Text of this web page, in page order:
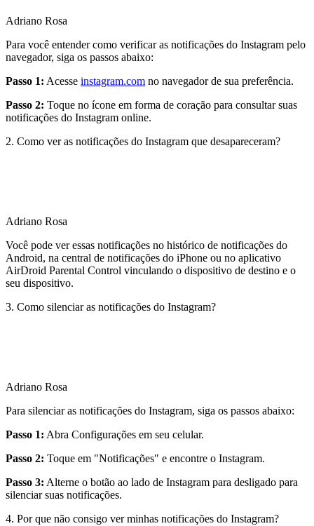
Adriano Rosa
Para você entender como verificar as notificações do Instagram pelo
navegador, siga os passos abaixo:
Passo 1: Acesse instagram.com no navegador de sua preferência.
Passo 2: Toque no ícone em forma de coração para consultar suas
notificações do Instagram online.
2. Como ver as notificações do Instagram que desapareceram?
Adriano Rosa
Você pode ver essas notificações no histórico de notificações do
Android, na central de notificações do iPhone ou no aplicativo
AirDroid Parental Control vinculando o dispositivo de destino e o
seu dispositivo.
3. Como silenciar as notificações do Instagram?
Adriano Rosa
Para silenciar as notificações do Instagram, siga os passos abaixo:
Passo 1: Abra Configurações em seu celular.
Passo 2: Toque em "Notificações" e encontre o Instagram.
Passo 3: Alterne o botão ao lado de Instagram para desligado para
silenciar suas notificações.
4. Por que não consigo ver minhas notificações do Instagram?